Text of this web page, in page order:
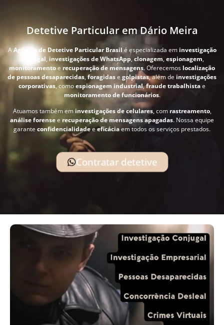
Detetive Particular em Dário Meira
AAgência de Detetive Particular Brasil é especializada em investigação
conjugal, investigações de WhatsApp, clonagem,espionagem,
monitoramentoe recuperação de mensagens. Oferecemos localização
de pessoas desaparecidas, foragidase golpistas, além de investigações
corporativas, comoespionagem industrial,fraude trabalhistae
monitoramento de funcionários.
Atuamos também em investigações de celulares, com rastreamento,
análise forensee recuperação de mensagens apagadas. Nossa equipe
garante confidencialidadeeeficáciaem todos os serviços prestados.
Contratar detetive